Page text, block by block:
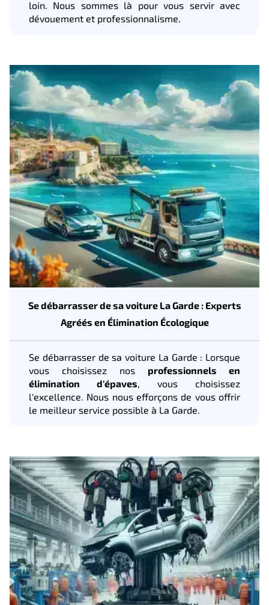
loin. Nous sommes là pour vous servir avec
dévouement et professionnalisme.
Se débarrasser de sa voiture La Garde : Experts
Agréés en Élimination Écologique
Se débarrasser de sa voiture La Garde : Lorsque
vous choisissez nos professionnels en
élimination d'épaves, vous choisissez
l'excellence. Nous nous efforçons de vous offrir
le meilleur service possible à La Garde.